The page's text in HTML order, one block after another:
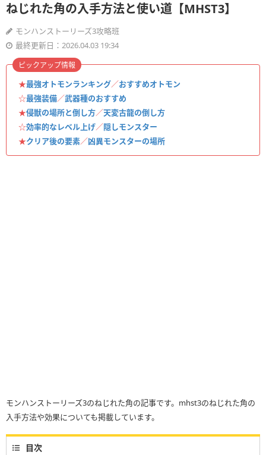
ねじれた角の入手方法と使い道【MHST3】
モンハンストーリーズ3攻略班
最終更新日：2026.04.03 19:34
★最強オトモンランキング／おすすめオトモン
☆最強装備／武器種のおすすめ
★侵獣の場所と倒し方／天変古龍の倒し方
☆効率的なレベル上げ／隠しモンスター
★クリア後の要素／凶異モンスターの場所
ピックアップ情報
モンハンストーリーズ3のねじれた角の記事です。mhst3のねじれた角の
入手方法や効果についても掲載しています。
目次